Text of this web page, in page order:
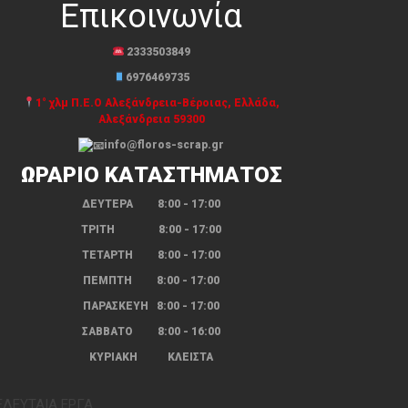
Επικοινωνία
2333503849
6976469735
1° χλμ Π.Ε.Ο Αλεξάνδρεια-Βέροιας, Ελλάδα,
Αλεξάνδρεια 59300
info@floros-scrap.gr
ΩΡΑΡΙΟ ΚΑΤΑΣΤΗΜΑΤΟΣ
ΔΕΥΤΕΡΑ 8:00 - 17:00
ΤΡΙΤΗ 8:00 - 17:00
ΤΕΤΑΡΤΗ 8:00 - 17:00
ΠΕΜΠΤΗ 8:00 - 17:00
ΠΑΡΑΣΚΕΥΗ 8:00 - 17:00
ΣΑΒΒΑΤΟ 8:00 - 16:00
ΚΥΡΙΑΚΗ ΚΛΕΙΣΤΑ